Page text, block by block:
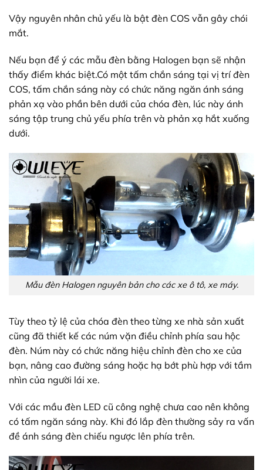
Vậy nguyên nhân chủ yếu là bật đèn COS vẫn gây chói
mắt.
Nếu bạn để ý các mẫu đèn bằng Halogen bạn sẽ nhận
thấy điểm khác biệt.Có một tấm chắn sáng tại vị trí đèn
COS, tấm chắn sáng này có chức năng ngăn ánh sáng
phản xạ vào phần bên dưới của chóa đèn, lúc này ánh
sáng tập trung chủ yếu phía trên và phản xạ hắt xuống
dưới.
Mẫu đèn Halogen nguyên bản cho các xe ô tô, xe máy.
Tùy theo tỷ lệ của chóa đèn theo từng xe nhà sản xuất
cũng đã thiết kế các núm vặn điều chỉnh phía sau hộc
đèn. Núm này có chức năng hiệu chỉnh đèn cho xe của
bạn, nâng cao đường sáng hoặc hạ bớt phù hợp với tầm
nhìn của người lái xe.
Với các mầu đèn LED cũ công nghệ chưa cao nên không
có tấm ngăn sáng này. Khi đó lắp đèn thường sảy ra vấn
đề ánh sáng đèn chiếu ngược lên phía trên.